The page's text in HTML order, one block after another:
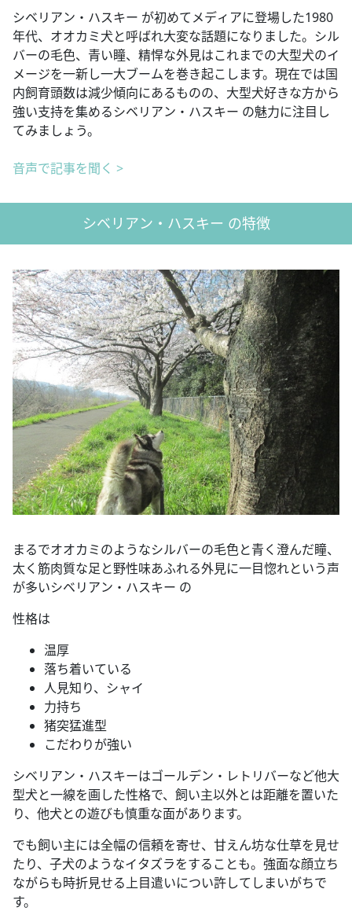
シベリアン・ハスキー が初めてメディアに登場した1980
年代、オオカミ犬と呼ばれ大変な話題になりました。シル
バーの毛色、青い瞳、精悍な外見はこれまでの大型犬のイ
メージを一新し一大ブームを巻き起こします。現在では国
内飼育頭数は減少傾向にあるものの、大型犬好きな方から
強い支持を集めるシベリアン・ハスキー の魅力に注目し
てみましょう。
音声で記事を聞く >
シベリアン・ハスキー の特徴
まるでオオカミのようなシルバーの毛色と青く澄んだ瞳、
太く筋肉質な足と野性味あふれる外見に一目惚れという声
が多いシベリアン・ハスキー の
性格は
温厚
落ち着いている
人見知り、シャイ
力持ち
猪突猛進型
こだわりが強い
シベリアン・ハスキーはゴールデン・レトリバーなど他大
型犬と一線を画した性格で、飼い主以外とは距離を置いた
り、他犬との遊びも慎重な面があります。
でも飼い主には全幅の信頼を寄せ、甘えん坊な仕草を見せ
たり、子犬のようなイタズラをすることも。強面な顔立ち
ながらも時折見せる上目遣いについ許してしまいがちで
す。